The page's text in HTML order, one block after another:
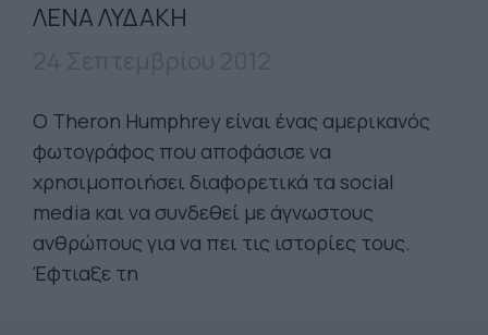
ΛΕΝΑ ΛΥΔΑΚΗ
Ο Theron Humphrey είναι ένας αμερικανός
φωτογράφος που αποφάσισε να
χρησιμοποιήσει διαφορετικά τα social
media και να συνδεθεί με άγνωστους
ανθρώπους για να πει τις ιστορίες τους.
Έφτιαξε τη